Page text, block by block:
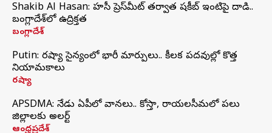
Shakib Al Hasan: హసీనా ప్రెస్‌మీట్‌ తర్వాత షకీబ్‌ ఇంటిపై దాడి..
బంగ్లాదేశ్‌లో ఉద్రిక్తత
బంగ్లాదేశ్
Putin: రష్యా సైన్యంలో భారీ మార్పులు.. కీలక పదవుల్లో కొత్త
నియామకాలు
రష్యా
APSDMA: నేడు ఏపీలో వానలు.. కోస్తా, రాయలసీమలో పలు
జిల్లాలకు అలర్ట్
ఆంధ్రప్రదేశ్